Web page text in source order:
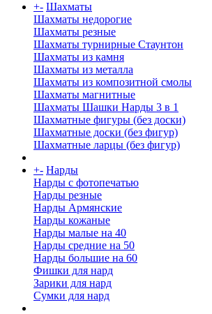
+- Шахматы
Шахматы недорогие
Шахматы резные
Шахматы турнирные Стаунтон
Шахматы из камня
Шахматы из металла
Шахматы из композитной смолы
Шахматы магнитные
Шахматы Шашки Нарды 3 в 1
Шахматные фигуры (без доски)
Шахматные доски (без фигур)
Шахматные ларцы (без фигур)
+- Нарды
Нарды с фотопечатью
Нарды резные
Нарды Армянские
Нарды кожаные
Нарды малые на 40
Нарды средние на 50
Нарды большие на 60
Фишки для нард
Зарики для нард
Сумки для нард